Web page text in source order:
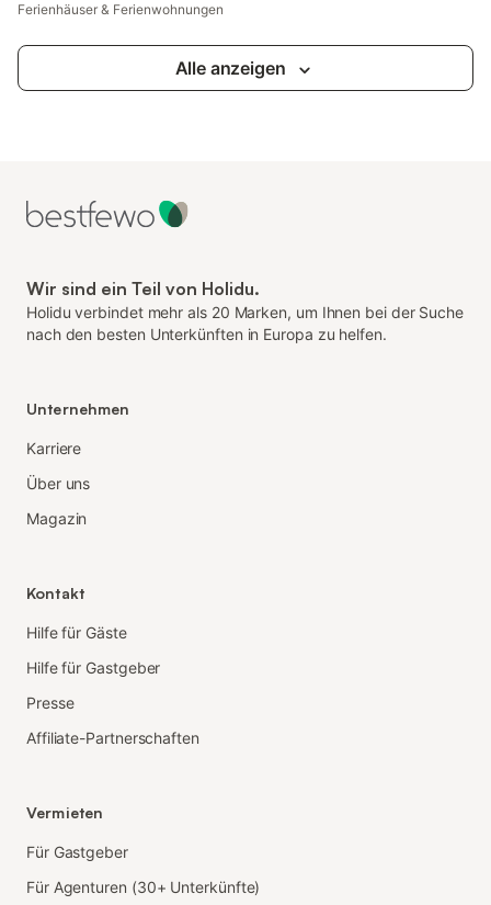
Ferienhäuser & Ferienwohnungen
Alle anzeigen
Wir sind ein Teil von Holidu.
Holidu verbindet mehr als 20 Marken, um Ihnen bei der Suche
nach den besten Unterkünften in Europa zu helfen.
Unternehmen
Karriere
Über uns
Magazin
Kontakt
Hilfe für Gäste
Hilfe für Gastgeber
Presse
Affiliate-Partnerschaften
Vermieten
Für Gastgeber
Für Agenturen (30+ Unterkünfte)